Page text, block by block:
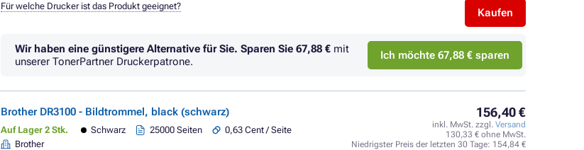
Kaufen
Für welche Drucker ist das Produkt geeignet?
Wir haben eine günstigere Alternative für Sie. Sparen Sie 67,88 € mit
unserer TonerPartner Druckerpatrone.
Ich möchte 67,88 € sparen
Brother DR3100 - Bildtrommel, black (schwarz)
Auf Lager 2 Stk. Schwarz 25000 Seiten
0,63 Cent / Seite
Brother
156,40 €
inkl. MwSt. zzgl. Versand
130,33 € ohne MwSt.
Niedrigster Preis der letzten 30 Tage: 154,84 €